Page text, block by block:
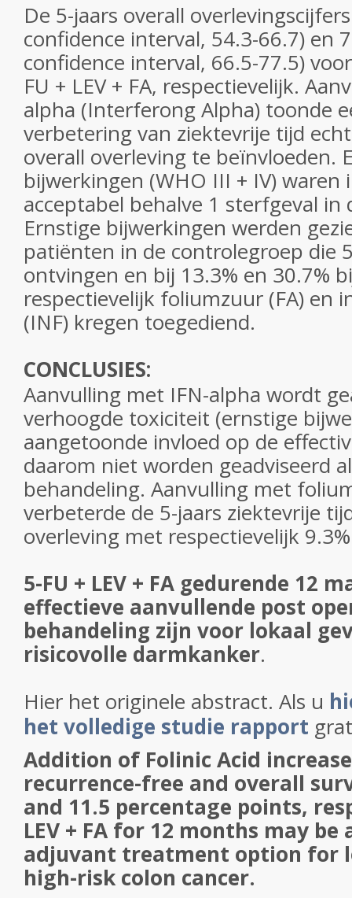
De 5-jaars overall
confidence interval, 54.3-66.7) en
confidence interval, 66.5-77.5)
FU + LEV + FA, respectievelijk.
alpha (Interferong Alpha) toonde
verbetering van ziektevrije tijd
overall overleving te beïnvloeden.
bijwerkingen (WHO III + IV) waren
acceptabel behalve 1 sterfgeval in
Ernstige bijwerkingen werden
patiënten in de controlegroep die
ontvingen en bij 13.3% en 30.7%
respectievelijk foliumzuur (FA) en
(INF) kregen toegediend.
CONCLUSIES:
Aanvulling met IFN-alpha wordt
verhoogde toxiciteit (ernstige
aangetoonde invloed op de
daarom niet worden geadviseerd
behandeling. Aanvulling met
verbeterde de 5-jaars ziektevrije
overleving met respectievelijk
5-FU + LEV + FA gedurende 12
effectieve aanvullende post
behandeling zijn voor lokaal
risicovolle darmkanker.
Hier het originele abstract. Als u
het volledige studie rapport
Addition of Folinic Acid
recurrence-free and overall
and 11.5 percentage points,
LEV + FA for 12 months may be
adjuvant treatment option for
high-risk colon cancer.